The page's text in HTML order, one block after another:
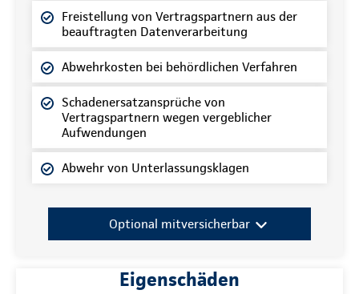
Freistellung von Vertragspartnern aus der
beauftragten Datenverarbeitung
Abwehrkosten bei behördlichen Verfahren
Schadenersatzansprüche von
Vertragspartnern wegen vergeblicher
Aufwendungen
Abwehr von Unterlassungsklagen
Optional mitversicherbar
Eigenschäden